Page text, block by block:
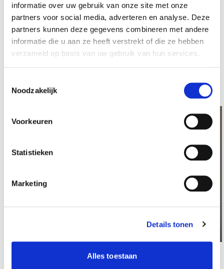
informatie over uw gebruik van onze site met onze
partners voor social media, adverteren en analyse. Deze
partners kunnen deze gegevens combineren met andere
informatie die u aan ze heeft verstrekt of die ze hebben
verzameld op basis van uw gebruik van hun services.
Noodzakelijk
Voorkeuren
Statistieken
Marketing
Details tonen
Alles toestaan
PS:Wil je weten hoe Sorgente werkt aan duurzame
inzetbaarheid, een duurzame operatie, doelmatige
zorg en maatschappelijk betrokkenheid? Bekijk het
magazine Duurzaamheid bij Sorgente.
Sondevoeding thuis en het refeeding
Lees meer over Sondevoeding thuis en het refeeding